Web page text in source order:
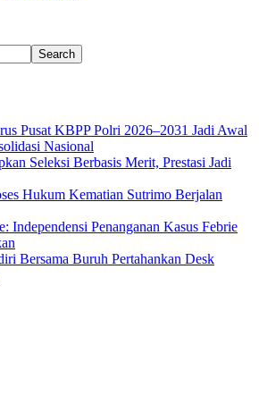
Search
Pusat KBPP Polri 2026–2031 Jadi Awal
Nasional
Seleksi Berbasis Merit, Prestasi Jadi
Hukum Kematian Sutrimo Berjalan
Independensi Penanganan Kasus Febrie
Bersama Buruh Pertahankan Desk